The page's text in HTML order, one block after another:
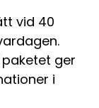
vid 40
ger
i